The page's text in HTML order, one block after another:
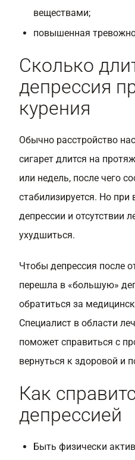
веществами;
повышенная
Сколько
депрессия
курения
Обычно расстройство
сигарет длится на
или недель, после чего
стабилизируется. Но
депрессии и отсутствии
ухудшиться.
Чтобы депрессия после
перешла в «большую»
обратиться за
Специалист в области
поможет справиться с
вернуться к здоровой и
Как
депрессией
Быть физически